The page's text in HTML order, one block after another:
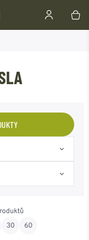
30 60